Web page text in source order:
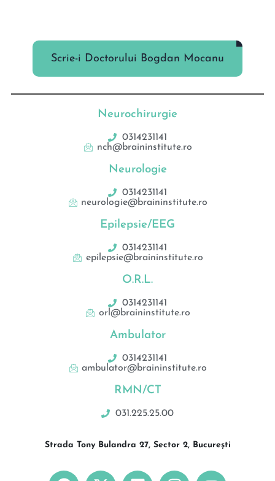
Scrie-i Doctorului Bogdan Mocanu
Neurochirurgie
0314231141
nch@braininstitute.ro
Neurologie
0314231141
neurologie@braininstitute.ro
Epilepsie/EEG
0314231141
epilepsie@braininstitute.ro
O.R.L.
0314231141
orl@braininstitute.ro
Ambulator
0314231141
ambulator@braininstitute.ro
RMN/CT
031.225.25.00
Strada Tony Bulandra 27, Sector 2, București